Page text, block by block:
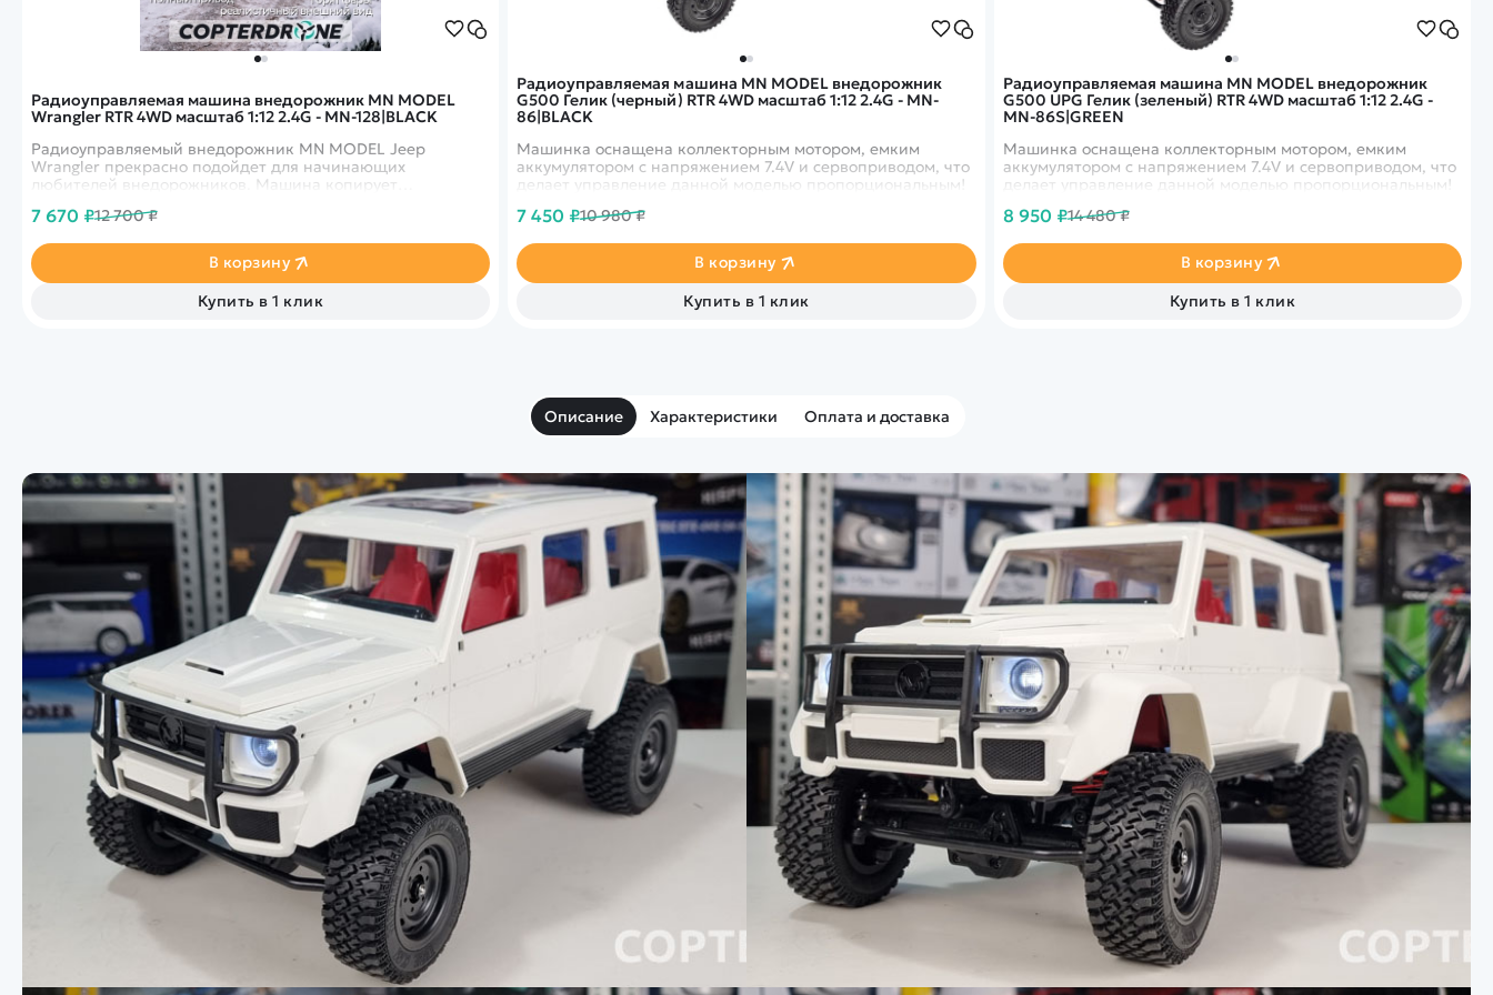
Радиоуправляемая машина внедорожник MN MODEL
Wrangler RTR 4WD масштаб 1:12 2.4G - MN-128|BLACK
Радиоуправляемый внедорожник MN MODEL Jeep
Wrangler прекрасно подойдет для начинающих
любителей внедорожников. Машина копирует
очень привлекательной для любителей внедорожников!
7 670 ₽12 700 ₽
В корзину
Купить в 1 клик
Радиоуправляемая машина MN MODEL внедорожник
G500 Гелик (черный) RTR 4WD масштаб 1:12 2.4G - MN-
86|BLACK
Машинка оснащена коллекторным мотором, емким
аккумулятором с напряжением 7.4V и сервоприводом, что
делает управление данной моделью пропорциональным!
7 450 ₽10 980 ₽
В корзину
Купить в 1 клик
Радиоуправляемая машина MN MODEL внедорожник
G500 UPG Гелик (зеленый) RTR 4WD масштаб 1:12 2.4G -
MN-86S|GREEN
Машинка оснащена коллекторным мотором, емким
аккумулятором с напряжением 7.4V и сервоприводом, что
делает управление данной моделью пропорциональным!
8 950 ₽14 480 ₽
В корзину
Купить в 1 клик
Описание Характеристики Оплата и доставка